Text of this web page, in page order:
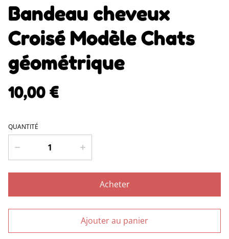
Bandeau cheveux
Croisé Modèle Chats
géométrique
10,00 €
QUANTITÉ
Acheter
Ajouter au panier